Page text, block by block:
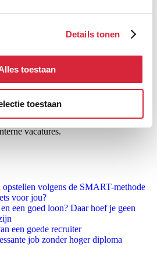
Details tonen
toestaan
toestaan
is een kleine verandering in je
Bekijk danonze vacatures.
jou! Vind je geen job tussen onze interne
voor jou
we wel van. Zin om bij ons te komen
vacatures.
opstellen volgens de SMART-methode
voor jou?
een goed loon? Daar hoef je geen
een goede recruiter
job zonder hoger diploma